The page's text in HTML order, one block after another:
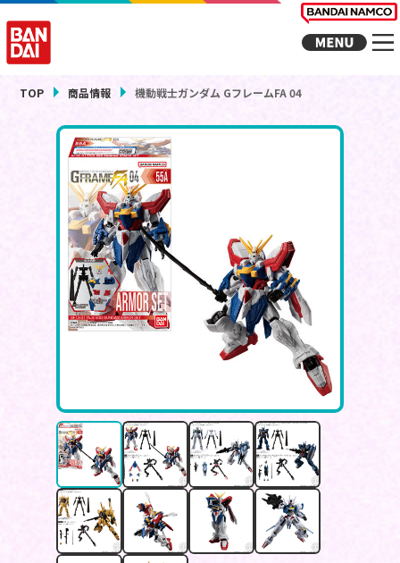
TOP 商品情報 機動戦士ガンダム GフレームFA 04